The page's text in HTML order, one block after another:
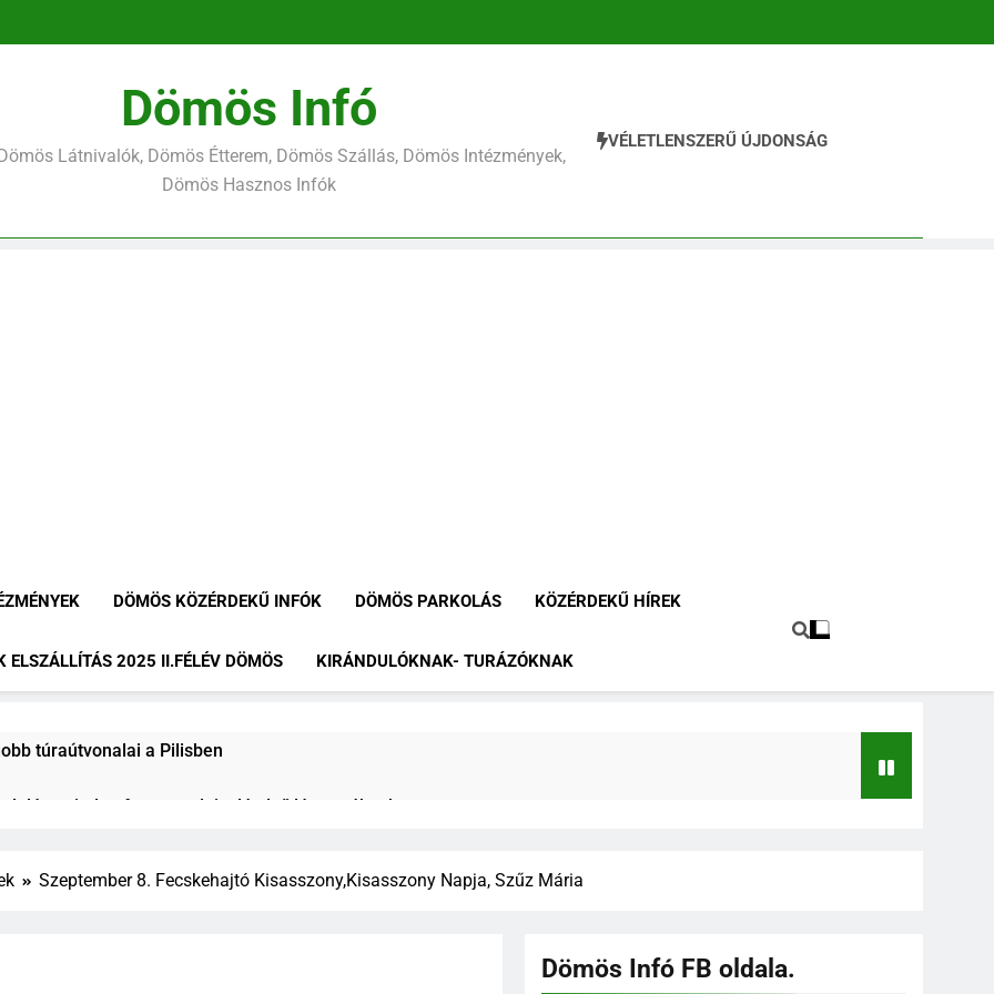
Dömös Infó
Látnivalók, Dömös Étterem, Dömös Szállás, Dömös Intézmények,
Dömös Hasznos Infók
VÉLETLENSZERŰ ÚJDONSÁG
DÖMÖS KÖZÉRDEKŰ INFÓK DÖMÖS PARKOLÁS KÖZÉRDEKŰ HÍREK
ELSZÁLLÍTÁS 2025 II.FÉLÉV DÖMÖS KIRÁNDULÓKNAK- TURÁZÓKNAK
túraútvonalai a Pilisben
minden fontos tudnivaló első látogatóknak
Szeptember 8. Fecskehajtó Kisasszony,Kisasszony Napja, Szűz Mária
Dömös Infó FB oldala.